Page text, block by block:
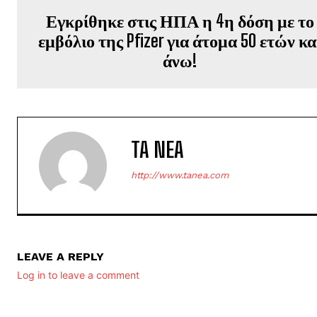
Εγκρίθηκε στις ΗΠΑ η 4η δόση με το
εμβόλιο της Pfizer για άτομα 50 ετών
άνω!
TA NEA
http://www.tanea.com
LEAVE A REPLY
Log in to leave a comment